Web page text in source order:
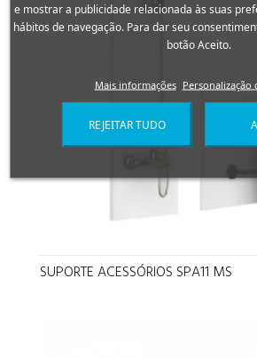
SUPORTE ACESSÓRIOS SPA11 MS
e mostrar a publicidade relacionada às suas
hábitos de navegação. Para dar seu
botão Aceito.
Mais informações Personalização
REJEITAR TUDO